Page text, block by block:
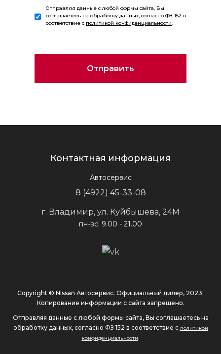
Отправляя данные с любой формы сайта, Вы
соглашаетесь на обработку данных, согласно ФЗ 152 в
соответствие с политикой конфиденциальности.
Контактная информация
Автосервис
8 (4922) 45-33-08
г. Владимир, ул. Куйбышева, 24М
пн-вс: 9.00 - 21.00
Copyright © Nissan Автосервис. Официальный дилер, 2023.
Копирование информации с сайта запрещено.
Отправляя данные с любой формы сайта, Вы соглашаетесь на
обработку данных, согласно ФЗ 152 в соответствие с политикой
конфиденциальности.